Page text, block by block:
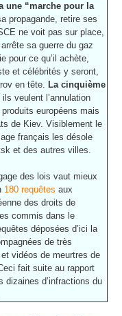
une “marche pour la
propagande, retire ses
ne voit pas sur place,
sa guerre du gaz
pour ce qu’il achète,
et célébrités y seront,
en tête. La cinquième
veulent l’annulation
européens mais
de Kiev. Visiblement le
français les désole
et des autres villes.
des lois vaut mieux
180 requêtes aux
des droits de
commis dans le
déposées d’ici la
de très
vidéos de meurtres de
fait suite au rapport
dizaines d’infractions du